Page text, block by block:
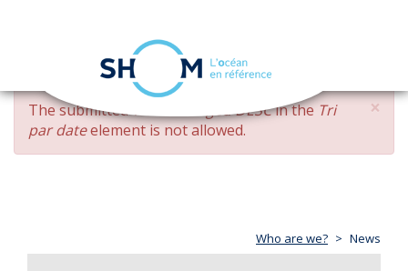
Skip
main
content
navigation
×
ERROR
MESSAGE
The submitted value changed DESCin the Tri
par dateelement is not allowed.
Who are we? News